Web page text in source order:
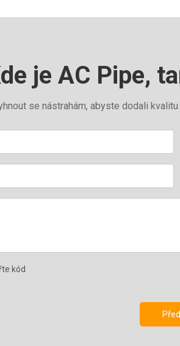
je AC Pipe,
se nástrahám, abyste dodali